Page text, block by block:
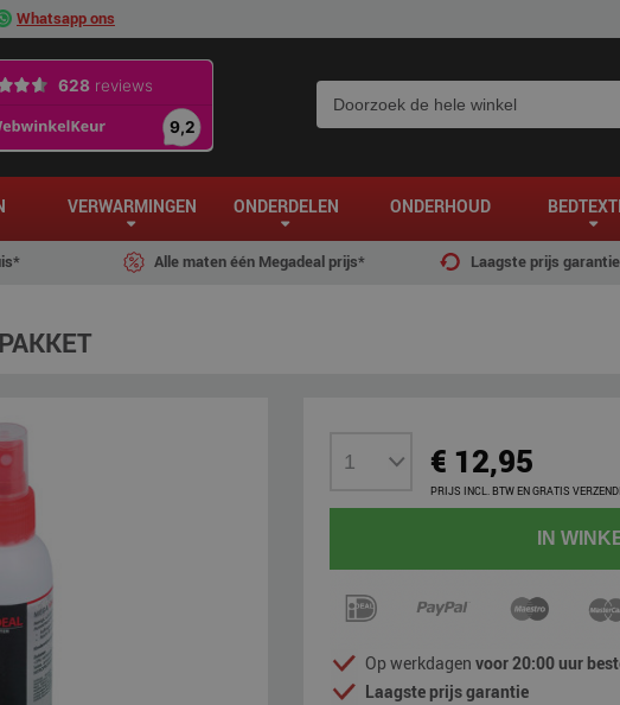
Whatsapp ons
VERWARMINGEN ONDERDELEN ONDERHOUD
Alle maten één Megadeal prijs* Laagste prijs
€ 12,95
PRIJS INCL. BTW EN GRATIS
IN
Op werkdagen voor 20:00 uur
Laagste prijs garantie